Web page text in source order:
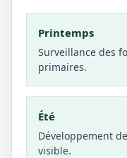
Printemps
Surveillance des
primaires.
Été
Développement
visible.